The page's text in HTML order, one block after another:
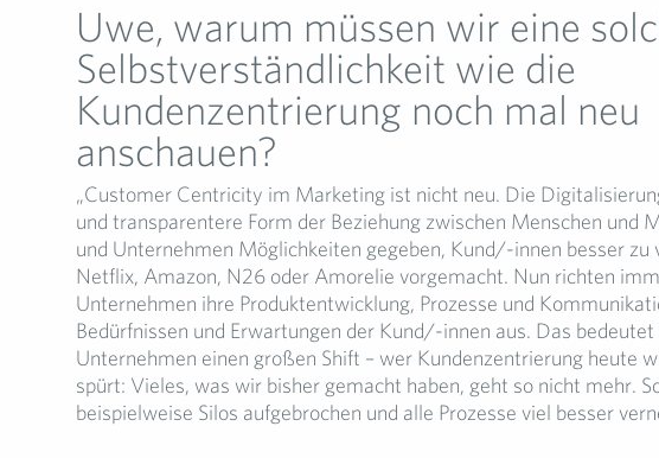
Uwe, warum müssen wir eine
Selbstverständlichkeit wie die
Kundenzentrierung noch mal neu
anschauen?
„Customer Centricity im Marketing ist nicht neu. Die
und transparentere Form der Beziehung zwischen Menschen und
und Unternehmen Möglichkeiten gegeben, Kund/-innen besser zu
Netflix, Amazon, N26 oder Amorelie vorgemacht. Nun richten
Unternehmen ihre Produktentwicklung, Prozesse und
Bedürfnissen und Erwartungen der Kund/-innen aus. Das bedeutet
Unternehmen einen großen Shift – wer Kundenzentrierung heute
spürt: Vieles, was wir bisher gemacht haben, geht so nicht mehr.
beispielweise Silos aufgebrochen und alle Prozesse viel besser